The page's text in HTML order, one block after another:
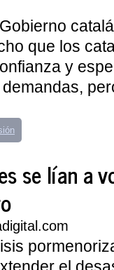
que los
y
se lían a